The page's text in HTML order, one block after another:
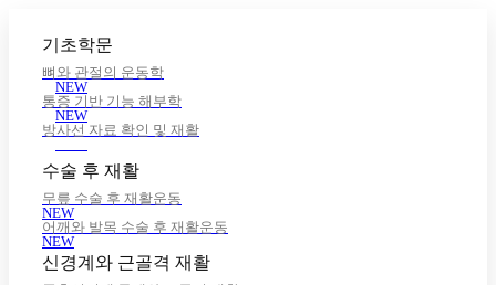
기초학문
뼈와 관절의 운동학
NEW
통증 기반 기능 해부학
NEW
방사선 자료 확인 및 재활
수술 후 재활
무릎 수술 후 재활운동
NEW
어깨와 발목 수술 후 재활운동
NEW
신경계와 근골격 재활